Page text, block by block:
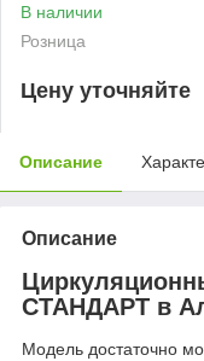
В наличии
Розница
Цену уточняйте
Описание
Описание
СТАНДАРТ в
Модель достаточно